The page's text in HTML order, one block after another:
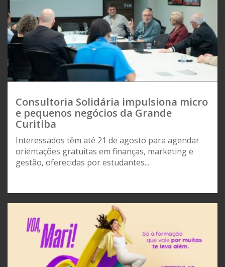
Consultoria Solidária impulsiona micro
e pequenos negócios da Grande
Curitiba
Interessados têm até 21 de agosto para agendar
orientações gratuitas em finanças, marketing e
gestão, oferecidas por estudantes...